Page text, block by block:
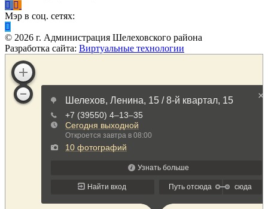
Мэр в соц. сетях:
© 2026 г. Администрация Шелеховского района
Разработка сайта: Виртуальные технологии